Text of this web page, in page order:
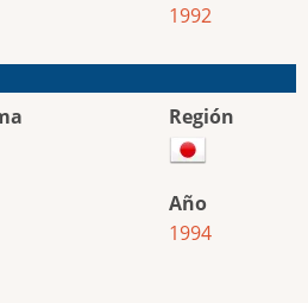
1992
Región
Año
1994